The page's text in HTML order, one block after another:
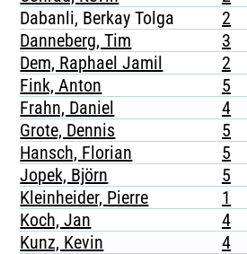
Dabanli, Berkay Tolga
2
Danneberg, Tim
3
Dem, Raphael Jamil
2
Fink, Anton
5
Frahn, Daniel
4
Grote, Dennis
5
Hansch, Florian
5
Jopek, Björn
5
Kleinheider, Pierre
1
Koch, Jan
4
Kunz, Kevin
4